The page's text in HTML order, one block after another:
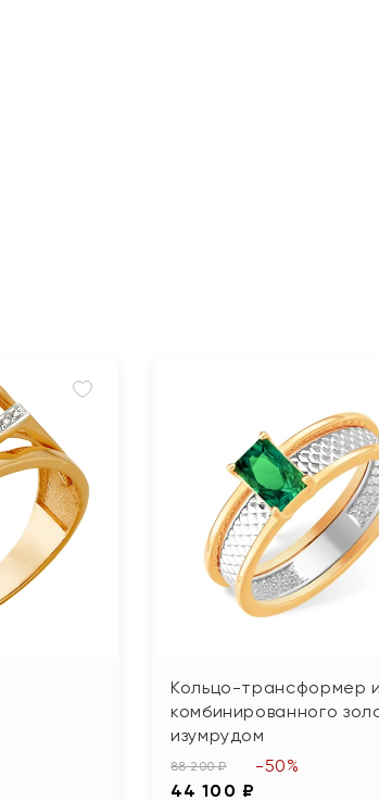
Кольцо-трансформер
комбинированного
изумрудом
88 200 ₽
44 100 ₽
-50%